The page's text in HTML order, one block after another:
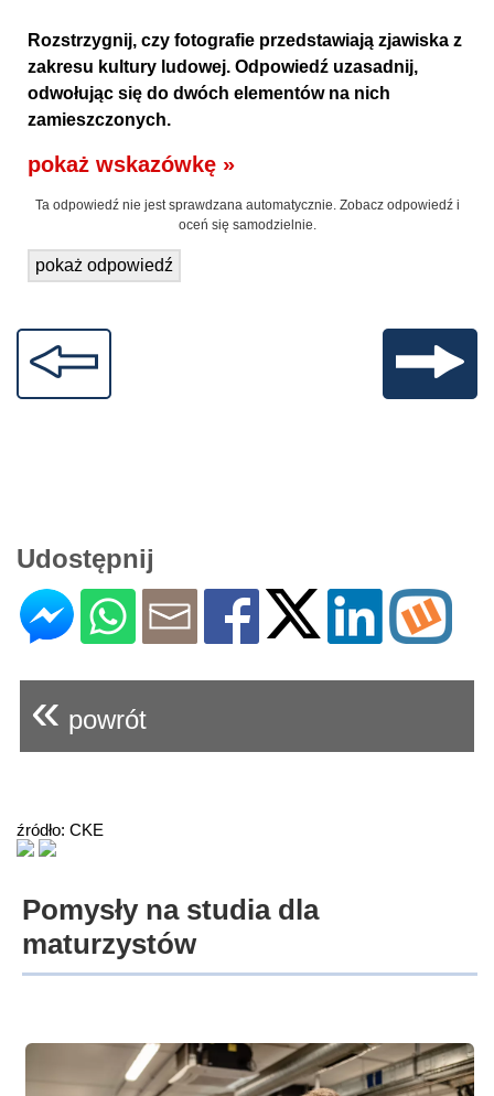
Rozstrzygnij, czy fotografie przedstawiają zjawiska z
zakresu kultury ludowej. Odpowiedź uzasadnij,
odwołując się do dwóch elementów na nich
zamieszczonych.
pokaż wskazówkę »
Ta odpowiedź nie jest sprawdzana automatycznie. Zobacz odpowiedź i
oceń się samodzielnie.
pokaż odpowiedź
Udostępnij
« powrót
źródło: CKE
Pomysły na studia dla
maturzystów